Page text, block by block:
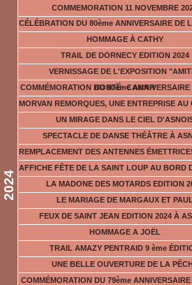
2024
COMMEMORATION 11 NOVEMBRE
CÉLÉBRATION DU 80ème ANNIVERSAIRE DE
HOMMAGE À CATHY
TRAIL DE DORNECY EDITION 2024
VERNISSAGE DE L'EXPOSITION
BONTÉ- CAMAR
COMMÉMORATION DU 80ème
MORVAN REMORQUES, UNE ENTREPRISE
UN MIRAGE DANS LE CIEL
SPECTACLE DE DANSE THÉÂTRE À
REMPLACEMENT DES ANTENNES
AFFICHE FÊTE DE LA SAINT LOUP AU BORD
LA MADONE DES MOTARDS EDITION
LE MARIAGE DE MARGAUX ET PAUL
FEUX DE SAINT JEAN EDITION 2024 À
HOMMAGE A JOËL
TRAIL AMAZY PENTRAID 9 ème
UNE BELLE OUVERTURE DE LA
COMMÉMORATION DU 79ème